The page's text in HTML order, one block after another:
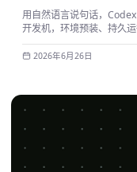
用自然语言说句话，
开发机，环境预装、持久
2026年6月26日